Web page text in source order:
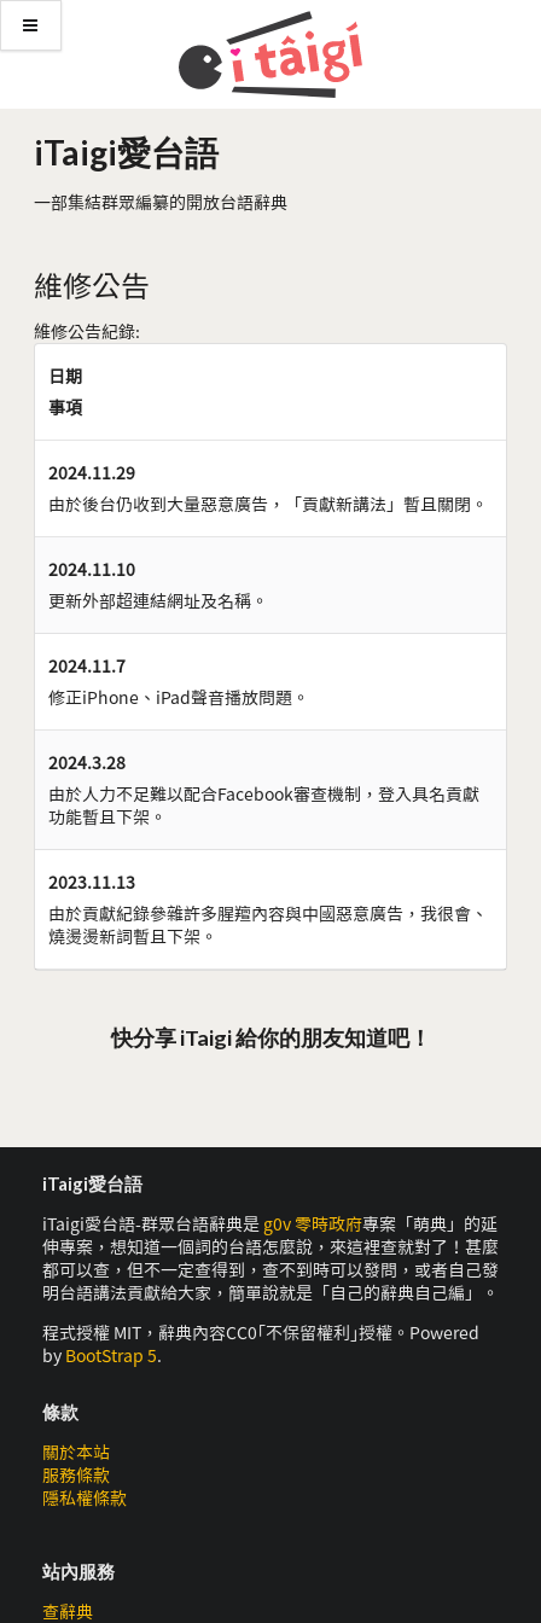
iTaigi愛台語
一部集結群眾編纂的開放台語辭典
維修公告
維修公告紀錄:
日期
事項
2024.11.29
由於後台仍收到大量惡意廣告，「貢獻新講法」暫且關閉。
2024.11.10
更新外部超連結網址及名稱。
2024.11.7
修正iPhone、iPad聲音播放問題。
2024.3.28
由於人力不足難以配合Facebook審查機制，登入具名貢獻
功能暫且下架。
2023.11.13
由於貢獻紀錄參雜許多腥羶內容與中國惡意廣告，我很會、
燒燙燙新詞暫且下架。
快分享 iTaigi 給你的朋友知道吧！
iTaigi愛台語
iTaigi愛台語-群眾台語辭典是 g0v 零時政府專案「萌典」的延
伸專案，想知道一個詞的台語怎麼說，來這裡查就對了！甚麼
都可以查，但不一定查得到，查不到時可以發問，或者自己發
明台語講法貢獻給大家，簡單說就是「自己的辭典自己編」。
程式授權 MIT，辭典內容CC0｢不保留權利｣授權。Powered
by BootStrap 5.
條款
關於本站
服務條款
隱私權條款
站內服務
查辭典